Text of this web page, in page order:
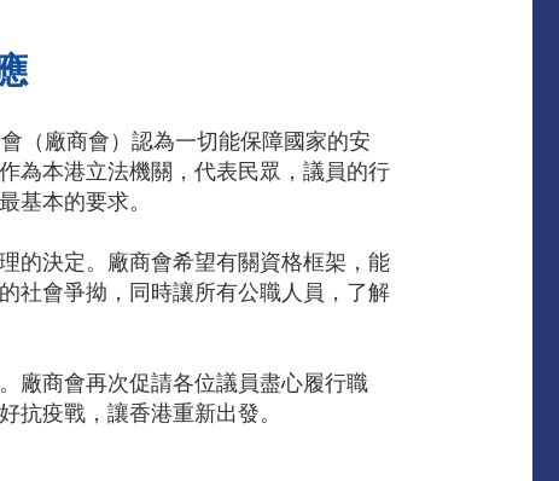
（廠商會）認為一切能保障國家的安
為本港立法機關，代表民眾，議員的行
基本的要求。
的決定。廠商會希望有關資格框架，能
社會爭拗，同時讓所有公職人員，了解
廠商會再次促請各位議員盡心履行職
疫戰，讓香港重新出發。